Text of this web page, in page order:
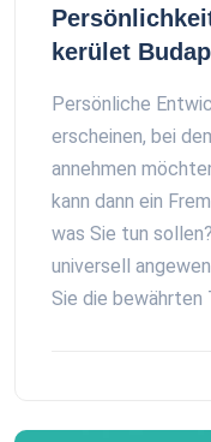
kerület
Persönliche
erscheinen, bei
annehmen
kann dann ein
was Sie tun
universell
Sie die bewährten